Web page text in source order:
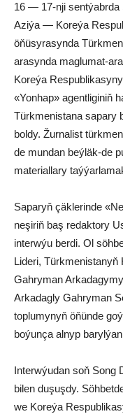
16 — 17-nji sentýabrda
Aziýa — Koreýa
öňüsyrasynda
arasynda maglumat-
Koreýa
«Yonhap» agentliginiň
Türkmenistana sapary
boldy. Žurnalist
de mundan beýläk-de
materiallary
Saparyň çäklerinde
neşiriň baş redaktory
interwýu berdi. Ol
Lideri,
Gahryman
Arkadagly Gahryman
toplumynyň öňünde
boýunça alnyp
Interwýudan soň Song
bilen duşuşdy.
we Koreýa